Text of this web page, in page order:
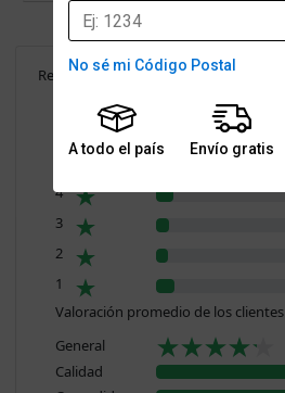
No sé mi Código Postal
A todo el país Envío gratis
Reseñas (257)
Resumen de valoraciones
4
3
2
1
Valoración promedio de los clientes
General
Calidad